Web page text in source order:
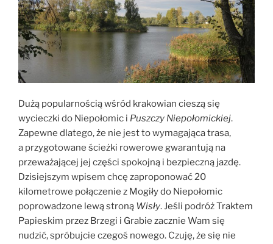
Dużą popularnością wśród krakowian cieszą się
wycieczki do Niepołomic i Puszczy Niepołomickiej.
Zapewne dlatego, że nie jest to wymagająca trasa,
a przygotowane ścieżki rowerowe gwarantują na
przeważającej jej części spokojną i bezpieczną jazdę.
Dzisiejszym wpisem chcę zaproponować 20
kilometrowe połączenie z Mogiły do Niepołomic
poprowadzone lewą stroną Wisły. Jeśli podróż Traktem
Papieskim przez Brzegi i Grabie zacznie Wam się
nudzić, spróbujcie czegoś nowego. Czuję, że się nie